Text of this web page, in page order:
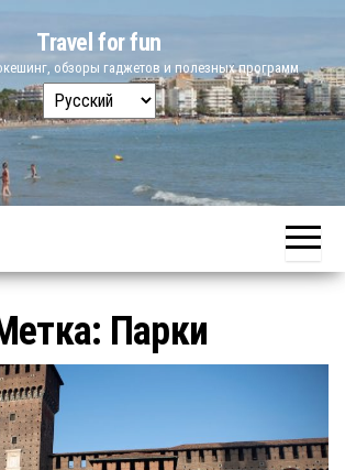
Travel for fun
обзоры гаджетов и полезных программ
Выбрать
язык
Парки